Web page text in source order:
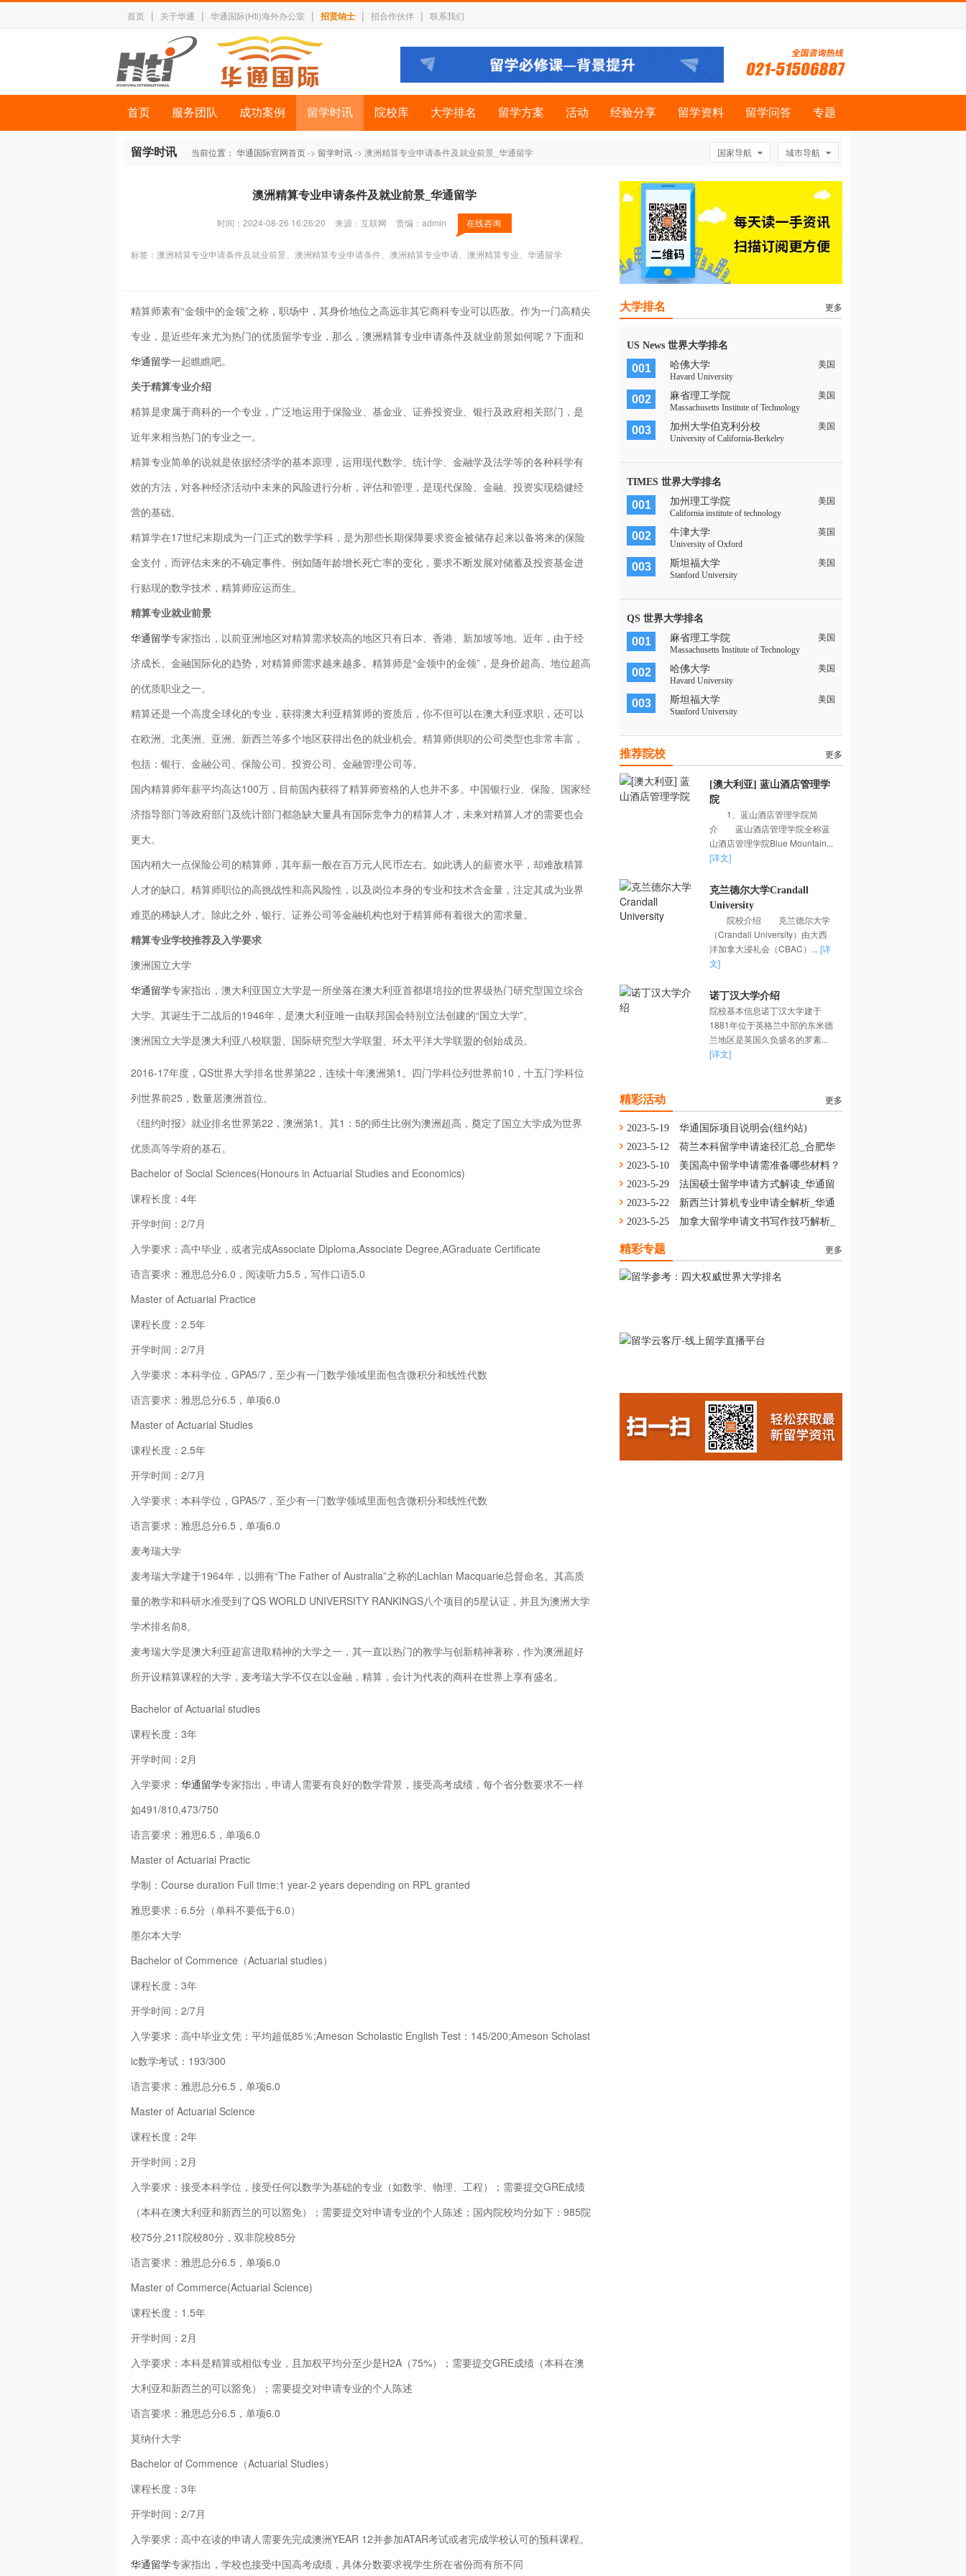
首页 | 关于华通 | 华通国际(Hti)海外办公室 | 招贤纳士 | 招合作伙伴 | 联系我们
首页 服务团队 成功案例 留学时讯 院校库 大学排名 留学方案 活动 经验分享 留学资料 留学问答 专题
留学时讯 国家导航 城市导航
当前位置： 华通国际官网首页-> 留学时讯-> 澳洲精算专业申请条件及就业前景_华通留学
澳洲精算专业申请条件及就业前景_华通留学
时间：2024-08-26 16:26:20 来源：互联网 责编：admin 在线咨询
标签： 澳洲精算专业申请条件及就业前景、澳洲精算专业申请条件、澳洲精算专业申请、澳洲精算专业、华通留学
精算师素有“金领中的金领”之称，职场中，其身价地位之高远非其它商科专业可以匹敌。作为一门高精尖
专业，是近些年来尤为热门的优质留学专业，那么，澳洲精算专业申请条件及就业前景如何呢？下面和
华通留学一起瞧瞧吧。
关于精算专业介绍
精算是隶属于商科的一个专业，广泛地运用于保险业、基金业、证券投资业、银行及政府相关部门，是
近年来相当热门的专业之一。
精算专业简单的说就是依据经济学的基本原理，运用现代数学、统计学、金融学及法学等的各种科学有
效的方法，对各种经济活动中未来的风险进行分析，评估和管理，是现代保险、金融、投资实现稳健经
营的基础。
精算学在17世纪末期成为一门正式的数学学科，是为那些长期保障要求资金被储存起来以备将来的保险
金支付，而评估未来的不确定事件。例如随年龄增长死亡率的变化，要求不断发展对储蓄及投资基金进
行贴现的数学技术，精算师应运而生。
精算专业就业前景
华通留学专家指出，以前亚洲地区对精算需求较高的地区只有日本、香港、新加坡等地。近年，由于经
济成长、金融国际化的趋势，对精算师需求越来越多。精算师是“金领中的金领”，是身价超高、地位超高
的优质职业之一。
精算还是一个高度全球化的专业，获得澳大利亚精算师的资质后，你不但可以在澳大利亚求职，还可以
在欧洲、北美洲、亚洲、新西兰等多个地区获得出色的就业机会。精算师供职的公司类型也非常丰富，
包括：银行、金融公司、保险公司、投资公司、金融管理公司等。
国内精算师年薪平均高达100万，目前国内获得了精算师资格的人也并不多。中国银行业、保险、国家经
济指导部门等政府部门及统计部门都急缺大量具有国际竞争力的精算人才，未来对精算人才的需要也会
更大。
国内稍大一点保险公司的精算师，其年薪一般在百万元人民币左右。如此诱人的薪资水平，却难敌精算
人才的缺口。精算师职位的高挑战性和高风险性，以及岗位本身的专业和技术含金量，注定其成为业界
难觅的稀缺人才。除此之外，银行、证券公司等金融机构也对于精算师有着很大的需求量。
精算专业学校推荐及入学要求
澳洲国立大学
华通留学专家指出，澳大利亚国立大学是一所坐落在澳大利亚首都堪培拉的世界级热门研究型国立综合
大学。其诞生于二战后的1946年，是澳大利亚唯一由联邦国会特别立法创建的“国立大学”。
澳洲国立大学是澳大利亚八校联盟、国际研究型大学联盟、环太平洋大学联盟的创始成员。
2016-17年度，QS世界大学排名世界第22，连续十年澳洲第1。四门学科位列世界前10，十五门学科位
列世界前25，数量居澳洲首位。
《纽约时报》就业排名世界第22，澳洲第1。其1：5的师生比例为澳洲超高，奠定了国立大学成为世界
优质高等学府的基石。
Bachelor of Social Sciences(Honours in Actuarial Studies and Economics)
课程长度：4年
开学时间：2/7月
入学要求：高中毕业，或者完成Associate Diploma,Associate Degree,AGraduate Certificate
语言要求：雅思总分6.0，阅读听力5.5，写作口语5.0
Master of Actuarial Practice
课程长度：2.5年
开学时间：2/7月
入学要求：本科学位，GPA5/7，至少有一门数学领域里面包含微积分和线性代数
语言要求：雅思总分6.5，单项6.0
Master of Actuarial Studies
课程长度：2.5年
开学时间：2/7月
入学要求：本科学位，GPA5/7，至少有一门数学领域里面包含微积分和线性代数
语言要求：雅思总分6.5，单项6.0
麦考瑞大学
麦考瑞大学建于1964年，以拥有“The Father of Australia”之称的Lachlan Macquarie总督命名。其高质
量的教学和科研水准受到了QS WORLD UNIVERSITY RANKINGS八个项目的5星认证，并且为澳洲大学
学术排名前8。
麦考瑞大学是澳大利亚超富进取精神的大学之一，其一直以热门的教学与创新精神著称，作为澳洲超好
所开设精算课程的大学，麦考瑞大学不仅在以金融，精算，会计为代表的商科在世界上享有盛名。
Bachelor of Actuarial studies
课程长度：3年
开学时间：2月
入学要求： 华通留学专家指出，申请人需要有良好的数学背景，接受高考成绩，每个省分数要求不一样
如491/810,473/750
语言要求：雅思6.5，单项6.0
Master of Actuarial Practic
学制：Course duration Full time:1 year-2 years depending on RPL granted
雅思要求：6.5分（单科不要低于6.0）
墨尔本大学
Bachelor of Commence（Actuarial studies）
课程长度：3年
开学时间：2/7月
入学要求：高中毕业文凭：平均超低85％;Ameson Scholastic English Test：145/200;Ameson Scholast
ic数学考试：193/300
语言要求：雅思总分6.5，单项6.0
Master of Actuarial Science
课程长度：2年
开学时间：2月
入学要求：接受本科学位，接受任何以数学为基础的专业（如数学、物理、工程）；需要提交GRE成绩
（本科在澳大利亚和新西兰的可以豁免）；需要提交对申请专业的个人陈述；国内院校均分如下：985院
校75分,211院校80分，双非院校85分
语言要求：雅思总分6.5，单项6.0
Master of Commerce(Actuarial Science)
课程长度：1.5年
开学时间：2月
入学要求：本科是精算或相似专业，且加权平均分至少是H2A（75%）；需要提交GRE成绩（本科在澳
大利亚和新西兰的可以豁免）；需要提交对申请专业的个人陈述
语言要求：雅思总分6.5，单项6.0
莫纳什大学
Bachelor of Commence（Actuarial Studies）
课程长度：3年
开学时间：2/7月
入学要求：高中在读的申请人需要先完成澳洲YEAR 12并参加ATAR考试或者完成学校认可的预科课程。
华通留学专家指出，学校也接受中国高考成绩，具体分数要求视学生所在省份而有所不同
大学排名 更多
US News 世界大学排名
001 哈佛大学
美国
Havard University
002 麻省理工学院
美国
Massachusetts Institute of Technology
003 加州大学伯克利分校
美国
University of California-Berkeley
TIMES 世界大学排名
001 加州理工学院
美国
California institute of technology
002 牛津大学
英国
University of Oxford
003 斯坦福大学
美国
Stanford University
QS 世界大学排名
001 麻省理工学院
美国
Massachusetts Institute of Technology
002 哈佛大学
美国
Havard University
003 斯坦福大学
美国
Stanford University
推荐院校 更多
[澳大利亚] 蓝山酒店管理学
院
1、蓝山酒店管理学院简
介 蓝山酒店管理学院全称蓝
山酒店管理学院Blue Mountain...
[详文]
克兰德尔大学Crandall
University
院校介绍 克兰德尔大学
（Crandall University）由大西
洋加拿大浸礼会（CBAC）... [详
文]
诺丁汉大学介绍
院校基本信息诺丁汉大学建于
1881年位于英格兰中部的东米德
兰地区是英国久负盛名的罗素...
[详文]
精彩活动 更多
2023-5-19
华通国际项目说明会(纽约站)
2023-5-12
荷兰本科留学申请途径汇总_合肥华
通留学
2023-5-10
美国高中留学申请需准备哪些材料？
舟山华通留学
2023-5-29
法国硕士留学申请方式解读_华通留
学
2023-5-22
新西兰计算机专业申请全解析_华通
留学
2023-5-25
加拿大留学申请文书写作技巧解析_
华通留学
精彩专题 更多